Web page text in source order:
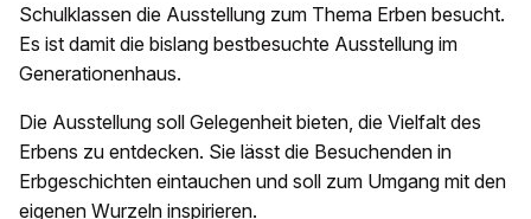
Schulklassen die Ausstellung zum Thema Erben besucht.
Es ist damit die bislang bestbesuchte Ausstellung im
Generationenhaus.
Die Ausstellung soll Gelegenheit bieten, die Vielfalt des
Erbens zu entdecken. Sie lässt die Besuchenden in
Erbgeschichten eintauchen und soll zum Umgang mit den
eigenen Wurzeln inspirieren.